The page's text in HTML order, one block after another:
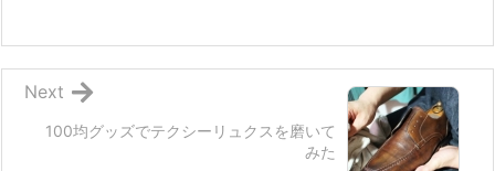
100均グッズでテクシーリュクスを磨いて
みた
Next